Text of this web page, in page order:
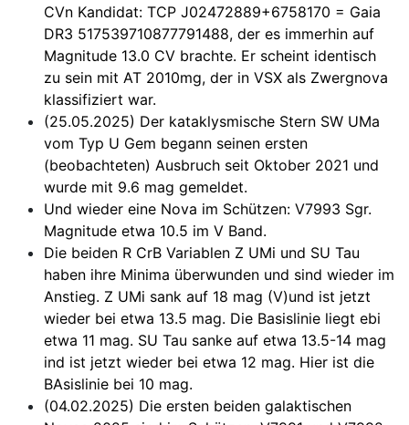
CVn Kandidat: TCP J02472889+6758170 = Gaia
DR3 517539710877791488, der es immerhin auf
Magnitude 13.0 CV brachte. Er scheint identisch
zu sein mit AT 2010mg, der in VSX als Zwergnova
klassifiziert war.
(25.05.2025) Der kataklysmische Stern SW UMa
vom Typ U Gem begann seinen ersten
(beobachteten) Ausbruch seit Oktober 2021 und
wurde mit 9.6 mag gemeldet.
Und wieder eine Nova im Schützen: V7993 Sgr.
Magnitude etwa 10.5 im V Band.
Die beiden R CrB Variablen Z UMi und SU Tau
haben ihre Minima überwunden und sind wieder im
Anstieg. Z UMi sank auf 18 mag (V)und ist jetzt
wieder bei etwa 13.5 mag. Die Basislinie liegt ebi
etwa 11 mag. SU Tau sanke auf etwa 13.5-14 mag
ind ist jetzt wieder bei etwa 12 mag. Hier ist die
BAsislinie bei 10 mag.
(04.02.2025) Die ersten beiden galaktischen